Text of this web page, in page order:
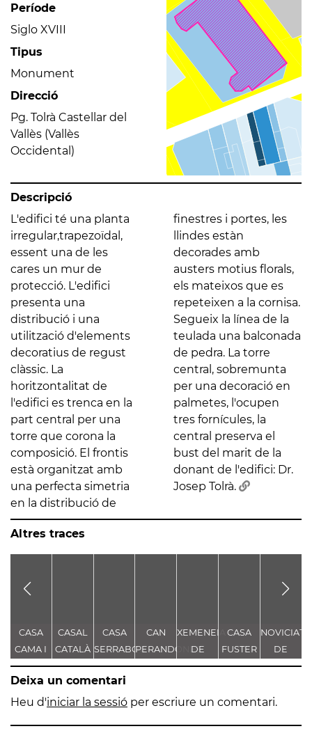
Període
Siglo XVIII
Tipus
Monument
Direcció
Pg. Tolrà Castellar del
Vallès (Vallès
Occidental)
Descripció
L'edifici té una planta
irregular,trapezoïdal,
essent una de les
cares un mur de
protecció. L'edifici
presenta una
distribució i una
utilització d'elements
decoratius de regust
clàssic. La
horitzontalitat de
l'edifici es trenca en la
part central per una
torre que corona la
composició. El frontis
està organitzat amb
una perfecta simetria
en la distribució de
finestres i portes, les
llindes estàn
decorades amb
austers motius florals,
els mateixos que es
repeteixen a la cornisa.
Segueix la línea de la
teulada una balconada
de pedra. La torre
central, sobremunta
per una decoració en
palmetes, l'ocupen
tres fornícules, la
central preserva el
bust del marit de la
donant de l'edifici: Dr.
Josep Tolrà.
Altres traces
CASA
CAMA I
ESCURRA
CASAL
CATALÀ
CASA
SERRABOU
CAN
PERANDONES
- CASA
FARJAS
XEMENEIA
DE
L'ANTIGA
C.E.L.O.
CASA
FUSTER
NOVICIAT
DE
NOSTRA
DE LA
Deixa un comentari
Heu d'iniciar la sessió per escriure un comentari.